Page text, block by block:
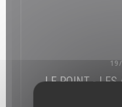
LE POINT - LES